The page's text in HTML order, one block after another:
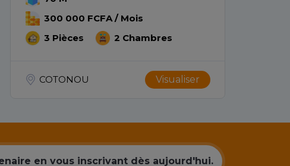
300 000 FCFA / Mois
3 Pièces
2 Chambres
COTONOU Visualiser
en vous inscrivant dès aujourd'hui.